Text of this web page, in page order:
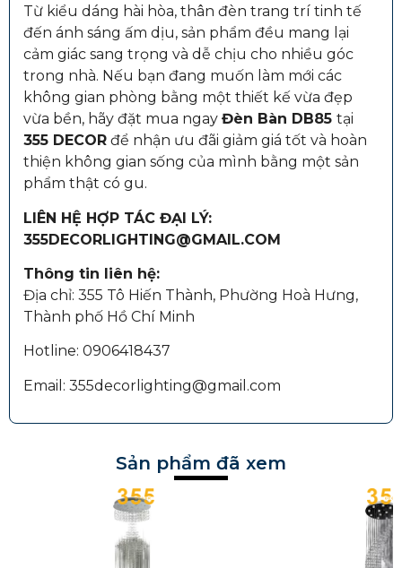
Từ kiểu dáng hài hòa, thân đèn trang trí tinh tế
đến ánh sáng ấm dịu, sản phẩm đều mang lại
cảm giác sang trọng và dễ chịu cho nhiều góc
trong nhà. Nếu bạn đang muốn làm mới các
không gian phòng bằng một thiết kế vừa đẹp
vừa bền, hãy đặt mua ngay Đèn Bàn DB85 tại
355 DECOR để nhận ưu đãi giảm giá tốt và hoàn
thiện không gian sống của mình bằng một sản
phẩm thật có gu.
LIÊN HỆ HỢP TÁC ĐẠI LÝ:
355DECORLIGHTING@GMAIL.COM
Thông tin liên hệ:
Địa chỉ: 355 Tô Hiến Thành, Phường Hoà Hưng,
Thành phố Hồ Chí Minh
Hotline: 0906418437
Email: 355decorlighting@gmail.com
Sản phẩm đã xem